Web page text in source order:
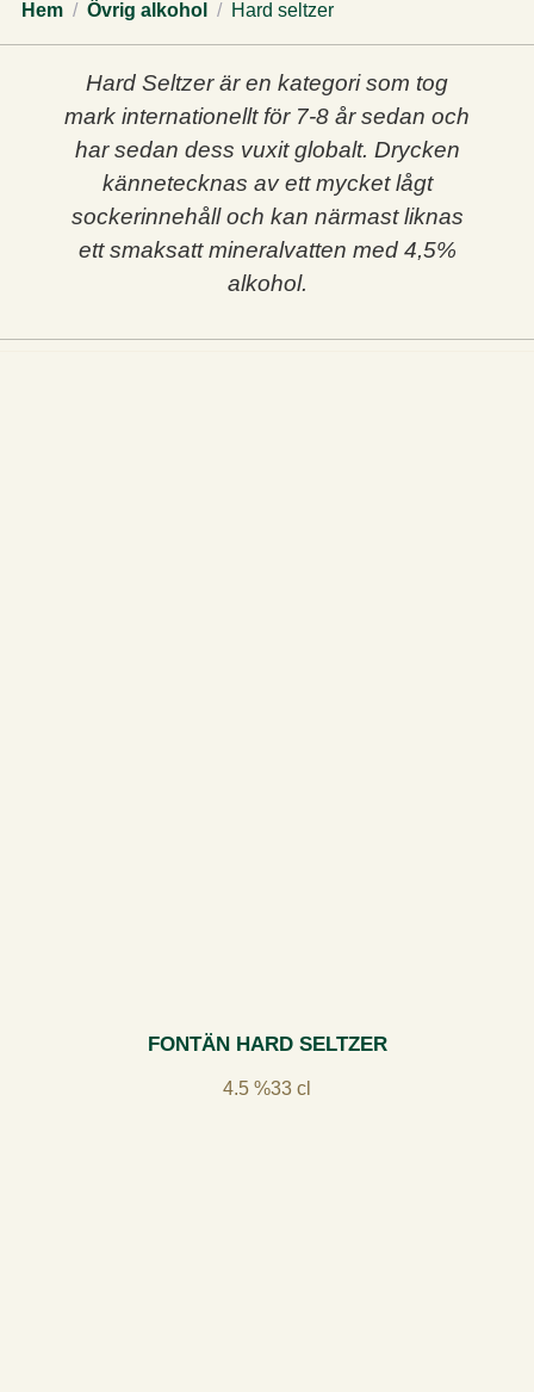
Hem / Övrig alkohol / Hard seltzer
Hard Seltzer är en kategori som tog
mark internationellt för 7-8 år sedan och
har sedan dess vuxit globalt. Drycken
kännetecknas av ett mycket lågt
sockerinnehåll och kan närmast liknas
ett smaksatt mineralvatten med 4,5%
alkohol.
FONTÄN HARD SELTZER
4.5 %33 cl